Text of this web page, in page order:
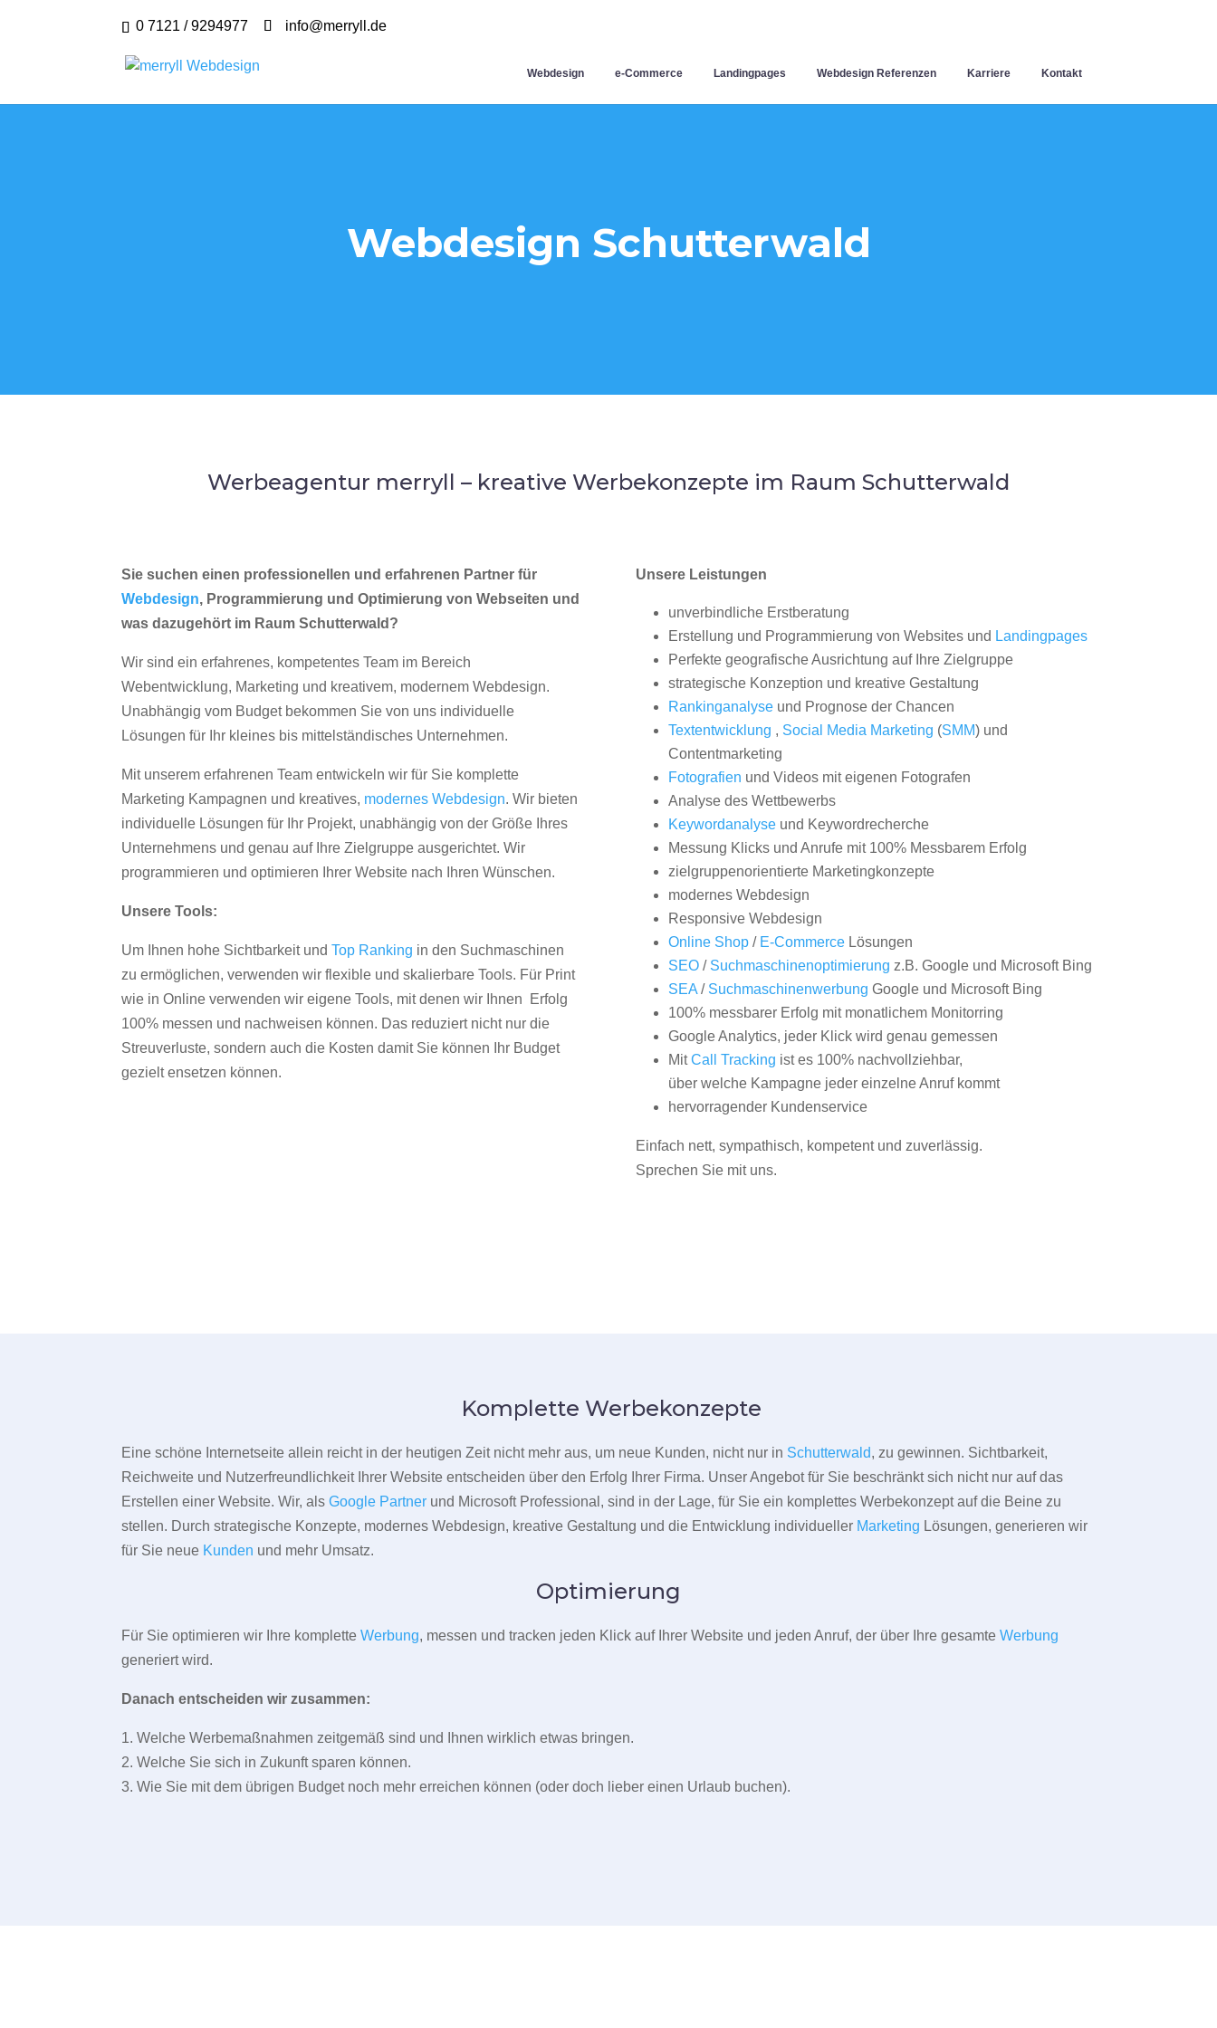
0 7121 / 9294977 info@merryll.de
Webdesign e-Commerce Landingpages Webdesign Referenzen Karriere Kontakt
Webdesign Schutterwald
Werbeagentur merryll – kreative Werbekonzepte im Raum Schutterwald
Sie suchen einen professionellen und erfahrenen Partner für
Webdesign, Programmierung und Optimierung von Webseiten und
was dazugehört im Raum Schutterwald?
Wir sind ein erfahrenes, kompetentes Team im Bereich
Webentwicklung, Marketing und kreativem, modernem Webdesign.
Unabhängig vom Budget bekommen Sie von uns individuelle
Lösungen für Ihr kleines bis mittelständisches Unternehmen.
Mit unserem erfahrenen Team entwickeln wir für Sie komplette
Marketing Kampagnen und kreatives, modernes Webdesign. Wir bieten
individuelle Lösungen für Ihr Projekt, unabhängig von der Größe Ihres
Unternehmens und genau auf Ihre Zielgruppe ausgerichtet. Wir
programmieren und optimieren Ihrer Website nach Ihren Wünschen.
Unsere Tools:
Um Ihnen hohe Sichtbarkeit undTop Ranking in den Suchmaschinen
zu ermöglichen, verwenden wir flexible und skalierbare Tools. Für Print
wie in Online verwenden wir eigene Tools, mit denen wir Ihnen Erfolg
100% messen und nachweisen können. Das reduziert nicht nur die
Streuverluste, sondern auch die Kosten damit Sie können Ihr Budget
gezielt ensetzen können.
Unsere Leistungen
unverbindliche Erstberatung
Erstellung und Programmierung von Websites und Landingpages
Perfekte geografische Ausrichtung auf Ihre Zielgruppe
strategische Konzeption und kreative Gestaltung
Rankinganalyseund Prognose der Chancen
Textentwicklung , Social Media Marketing (SMM) und
Contentmarketing
Fotografien und Videos mit eigenen Fotografen
Analyse des Wettbewerbs
Keywordanalyseund Keywordrecherche
Messung Klicks und Anrufe mit 100% Messbarem Erfolg
zielgruppenorientierte Marketingkonzepte
modernes Webdesign
Responsive Webdesign
Online Shop/ E-CommerceLösungen
SEO/ Suchmaschinenoptimierung z.B. Google und Microsoft Bing
SEA/ Suchmaschinenwerbung Google und Microsoft Bing
100% messbarer Erfolg mit monatlichem Monitorring
Google Analytics, jeder Klick wird genau gemessen
MitCall Tracking ist es 100% nachvollziehbar,
über welche Kampagne jeder einzelne Anruf kommt
hervorragender Kundenservice
Einfach nett, sympathisch, kompetent und zuverlässig.
Sprechen Sie mit uns.
Komplette Werbekonzepte
Eine schöne Internetseite allein reicht in der heutigen Zeit nicht mehr aus, um neue Kunden, nicht nur in Schutterwald, zu gewinnen. Sichtbarkeit,
Reichweite und Nutzerfreundlichkeit Ihrer Website entscheiden über den Erfolg Ihrer Firma. Unser Angebot für Sie beschränkt sich nicht nur auf das
Erstellen einer Website. Wir, alsGoogle Partner und Microsoft Professional, sind in der Lage, für Sie ein komplettes Werbekonzept auf die Beine zu
stellen. Durch strategische Konzepte, modernes Webdesign, kreative Gestaltung und die Entwicklung individueller Marketing Lösungen, generieren wir
für Sie neue Kunden und mehr Umsatz.
Optimierung
Für Sie optimieren wir Ihre kompletteWerbung, messen und tracken jeden Klick auf Ihrer Website und jeden Anruf, der über Ihre gesamteWerbung
generiert wird.
Danach entscheiden wir zusammen:
1. Welche Werbemaßnahmen zeitgemäß sind und Ihnen wirklich etwas bringen.
2. Welche Sie sich in Zukunft sparen können.
3. Wie Sie mit dem übrigen Budget noch mehr erreichen können (oder doch lieber einen Urlaub buchen).